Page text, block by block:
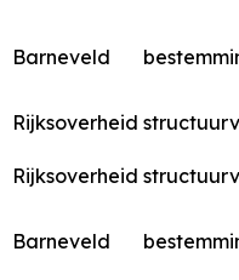
Barneveld
Rijksoverheid
Rijksoverheid
Barneveld